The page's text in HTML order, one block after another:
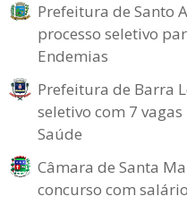
Prefeitura de Santo
processo seletivo
Endemias
Prefeitura de Barra
seletivo com 7
Saúde
Câmara de Santa
concurso com